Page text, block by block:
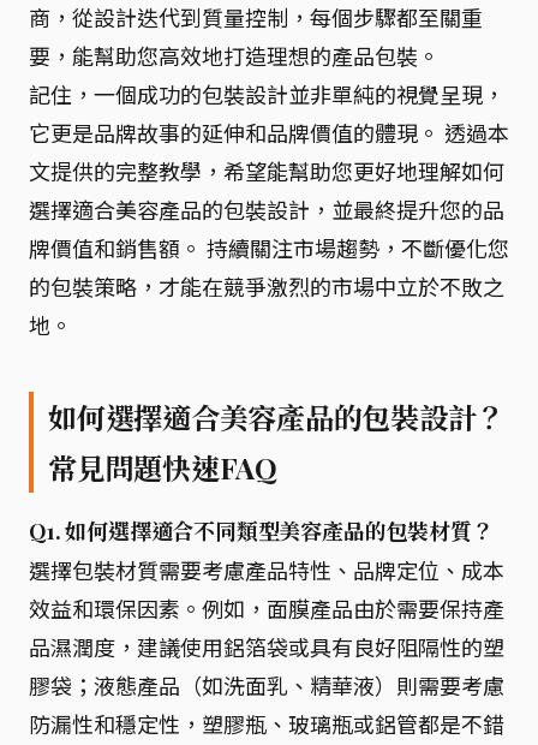
商，從設計迭代到質量控制，每個步驟都至關重
要，能幫助您高效地打造理想的產品包裝。
記住，一個成功的包裝設計並非單純的視覺呈現，
它更是品牌故事的延伸和品牌價值的體現。 透過本
文提供的完整教學，希望能幫助您更好地理解如何
選擇適合美容產品的包裝設計，並最終提升您的品
牌價值和銷售額。 持續關注市場趨勢，不斷優化您
的包裝策略，才能在競爭激烈的市場中立於不敗之
地。
如何選擇適合美容產品的包裝設計？
常見問題快速FAQ
Q1. 如何選擇適合不同類型美容產品的包裝材質？
選擇包裝材質需要考慮產品特性、品牌定位、成本
效益和環保因素。例如，面膜產品由於需要保持產
品濕潤度，建議使用鋁箔袋或具有良好阻隔性的塑
膠袋；液態產品（如洗面乳、精華液）則需要考慮
防漏性和穩定性，塑膠瓶、玻璃瓶或鋁管都是不錯